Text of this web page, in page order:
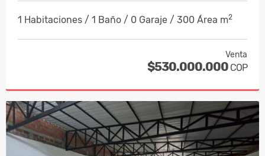
1 Habitaciones / 1 Baño / 0 Garaje / 300 Área m2
Venta
$530.000.000 COP